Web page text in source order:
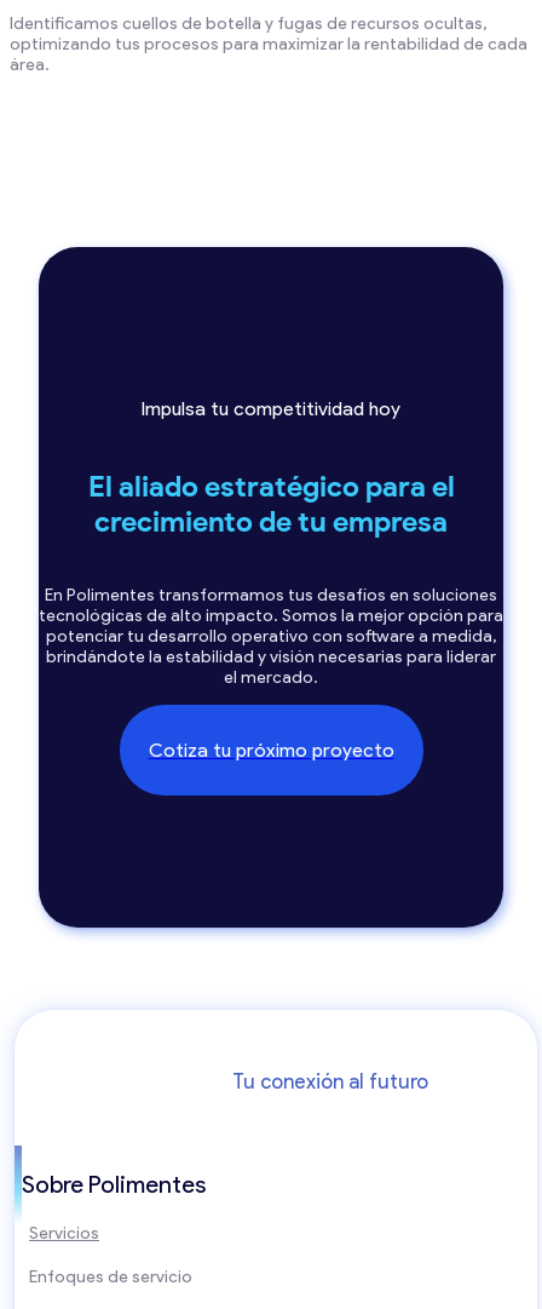
Identificamos cuellos de botella y fugas de recursos ocultas,
optimizando tus procesos para maximizar la rentabilidad de cada
área.
Impulsa tu competitividad hoy
El aliado estratégico para el
crecimiento de tu empresa
En Polimentes transformamos tus desafíos en soluciones
tecnológicas de alto impacto. Somos la mejor opción para
potenciar tu desarrollo operativo con software a medida,
brindándote la estabilidad y visión necesarias para liderar
el mercado.
Cotiza tu próximo proyecto
Tu conexión al futuro
Sobre Polimentes
Servicios
Enfoques de servicio